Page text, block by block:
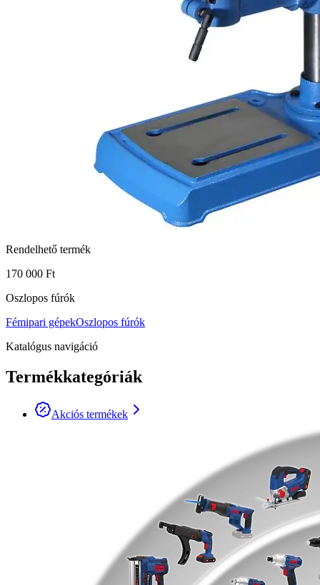
Rendelhető termék
170 000 Ft
Oszlopos fúrók
Fémipari gépekOszlopos fúrók
Katalógus navigáció
Termékkategóriák
Akciós termékek